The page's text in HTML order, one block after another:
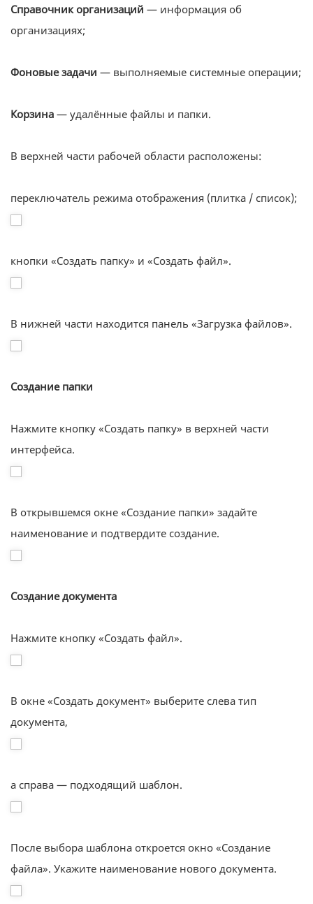
Справочник организаций — информация об
организациях;
Фоновые задачи — выполняемые системные операции;
Корзина — удалённые файлы и папки.
В верхней части рабочей области расположены:
переключатель режима отображения (плитка / список);
кнопки «Создать папку» и «Создать файл».
В нижней части находится панель «Загрузка файлов».
Создание папки
Нажмите кнопку «Создать папку» в верхней части
интерфейса.
В открывшемся окне «Создание папки» задайте
наименование и подтвердите создание.
Создание документа
Нажмите кнопку «Создать файл».
В окне «Создать документ» выберите слева тип
документа,
а справа — подходящий шаблон.
После выбора шаблона откроется окно «Создание
файла». Укажите наименование нового документа.